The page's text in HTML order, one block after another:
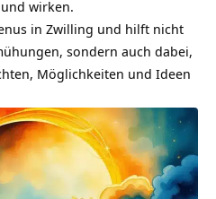
wirken.
in Zwilling und hilft nicht
sondern auch dabei,
Möglichkeiten und Ideen